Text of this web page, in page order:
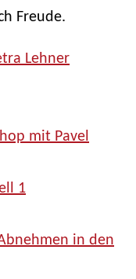
Freude.
Lehner
mit Pavel
1
in den